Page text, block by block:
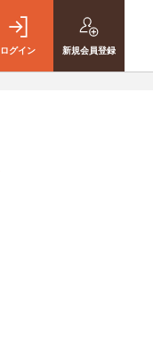
ログイン 新規会員登録